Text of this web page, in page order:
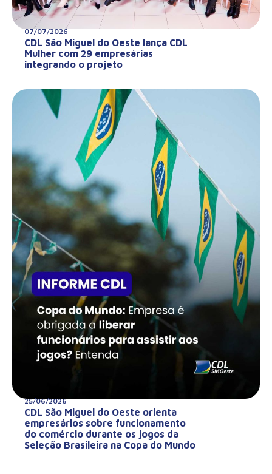
07/07/2026
CDL São Miguel do Oeste lança CDL
Mulher com 29 empresárias
integrando o projeto
25/06/2026
CDL São Miguel do Oeste orienta
empresários sobre funcionamento
do comércio durante os jogos da
Seleção Brasileira na Copa do Mundo